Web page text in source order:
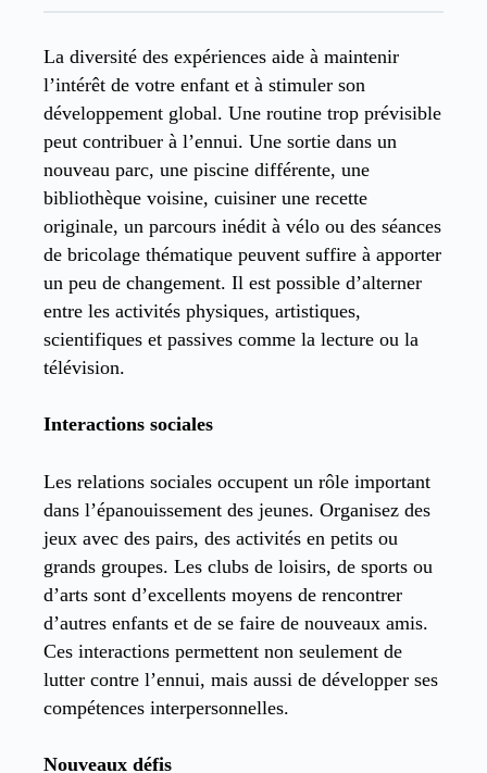
La diversité des expériences aide à maintenir
l’intérêt de votre enfant et à stimuler son
développement global. Une routine trop prévisible
peut contribuer à l’ennui. Une sortie dans un
nouveau parc, une piscine différente, une
bibliothèque voisine, cuisiner une recette
originale, un parcours inédit à vélo ou des séances
de bricolage thématique peuvent suffire à apporter
un peu de changement. Il est possible d’alterner
entre les activités physiques, artistiques,
scientifiques et passives comme la lecture ou la
télévision.
Interactions sociales
Les relations sociales occupent un rôle important
dans l’épanouissement des jeunes. Organisez des
jeux avec des pairs, des activités en petits ou
grands groupes. Les clubs de loisirs, de sports ou
d’arts sont d’excellents moyens de rencontrer
d’autres enfants et de se faire de nouveaux amis.
Ces interactions permettent non seulement de
lutter contre l’ennui, mais aussi de développer ses
compétences interpersonnelles.
Nouveaux défis